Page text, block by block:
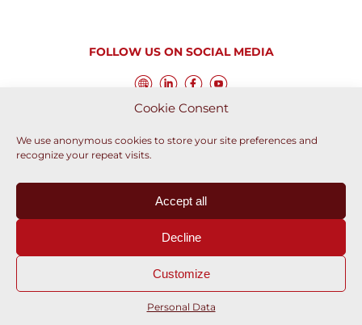
Cookie Consent
We use anonymous cookies to store your site preferences and
recognize your repeat visits.
Accept all
Decline
Customize
Personal Data
FOLLOW US ON SOCIAL MEDIA
DYNAPAC CAREERS
Data